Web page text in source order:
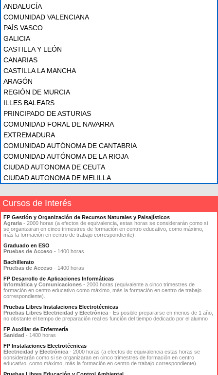
ANDALUCÍA
COMUNIDAD VALENCIANA
PAÍS VASCO
GALICIA
CASTILLA Y LEÓN
CANARIAS
CASTILLA LA MANCHA
ARAGÓN
REGIÓN DE MURCIA
ILLES BALEARS
PRINCIPADO DE ASTURIAS
COMUNIDAD FORAL DE NAVARRA
EXTREMADURA
COMUNIDAD AUTÓNOMA DE CANTABRIA
COMUNIDAD AUTÓNOMA DE LA RIOJA
CIUDAD AUTONOMA DE CEUTA
CIUDAD AUTONOMA DE MELILLA
Cursos de Interés
FP Gestión y Organización de Recursos Naturales y Paisajísticos
Agraria - 2000 horas (a efectos de equivalencia, estas horas se considerarán como si
se organizaran en cinco trimestres de formación en centro educativo, como máximo,
más la formación en centro de trabajo correspondiente).
Graduado en ESO
Pruebas de Acceso - 1400 horas
Bachillerato
Pruebas de Acceso - 1400 horas
FP Desarrollo de Aplicaciones Informáticas
Informática y Comunicaciones - 2000 horas (equivalente a cinco trimestres de
formación en centro educativo como máximo, más la formación en centro de trabajo
correspondiente).
Pruebas Libres Instalaciones Electrotécnicas
Pruebas Libres Electricidad y Electrónica - Es posible prepararse en menos de 1 año,
no obstante el tiempo de preparación real es función del tiempo dedicado por el alumno
FP Auxiliar de Enfermería
Sanidad - 1400 horas
FP Instalaciones Electrotécnicas
Electricidad y Electrónica - 2000 horas (a efectos de equivalencia estas horas se
considerarán como si se organizaran en cinco trimestres de formación en centro
educativo, como máximo, más la formación en centro de trabajo correspondiente).